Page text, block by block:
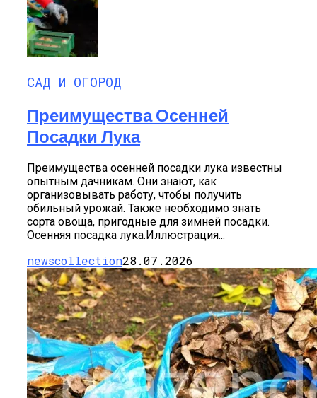
САД И ОГОРОД
Преимущества Осенней
Посадки Лука
Преимущества осенней посадки лука известны
опытным дачникам. Они знают, как
организовывать работу, чтобы получить
обильный урожай. Также необходимо знать
сорта овоща, пригодные для зимней посадки.
Осенняя посадка лука.Иллюстрация...
newscollection28.07.2026